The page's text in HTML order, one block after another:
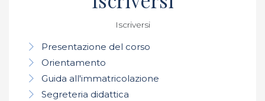
Iscriversi
Presentazione del corso
Orientamento
Guida all'immatricolazione
Segreteria didattica